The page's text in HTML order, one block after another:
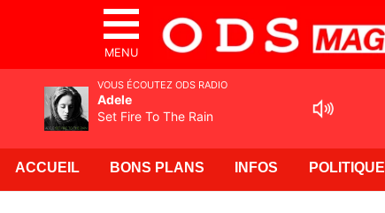
MENU
ACCUEIL BONS PLANS INFOS POLITIQUE
VOUS ÉCOUTEZ ODS RADIO
Adele
Set Fire To The Rain